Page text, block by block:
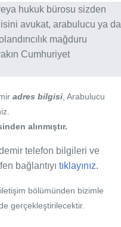
hukuk bürosu sizden
avukat, arabulucu ya da
mağduru
Cumhuriyet
adres bilgisi , Arabulucu
alınmıştır.
telefon bilgileri ve
bağlantıyı tıklayınız.
bölümünden bizimle
gerçekleştirilecektir.